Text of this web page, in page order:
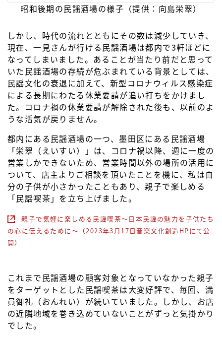
昭和後期の民謡酒場の様子（提供：向島栄翠）
しかし、時代の流れとともにその数は減少していき、
現在、一見さんが行ける民謡酒場は都内で3軒ほどに
なってしまいました。あることが当たり前だと思って
いた民謡酒場の存続が危ぶまれている背景としては、
民謡文化の衰退に加えて、新型コロナウィルス感染症
による長期にわたる休業要請が追い打ちをかけまし
た。コロナ禍の休業要請が解除された後も、以前のよ
うな活気が戻りません。
都内にある民謡酒場の一つ、墨田区にある民謡酒場
「栄翠（えいすい）」は、コロナ禍以降、週に一度の
営業しかできないため、営業時間以外の場所の活用に
ついて、店主よりご相談を頂いたことを機に、私は自
分の子供が小さかったこともあり、親子で楽しめる
「民謡喫茶」を立ち上げました。
親子で気軽に楽しめる民謡喫茶～日本民謡の魅力を子供たち
の心に伝えるために～（2023年3月17日音楽文化創造HPにて公
開）
これまで民謡酒場の顧客対象となっていなかった親子
をターゲットとした民謡喫茶は大変好評で、毎回、満
員御礼（おんれい）が続いていました。しかし、お店
の近隣地域を巻き込めていないことがずっと気掛かり
でした。